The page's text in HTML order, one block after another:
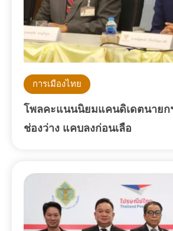
การเมืองไทย
โพลคะแนนนิยมแคนดิเดตนายก
ช่องว่าง แคบลงก่อนเลือ